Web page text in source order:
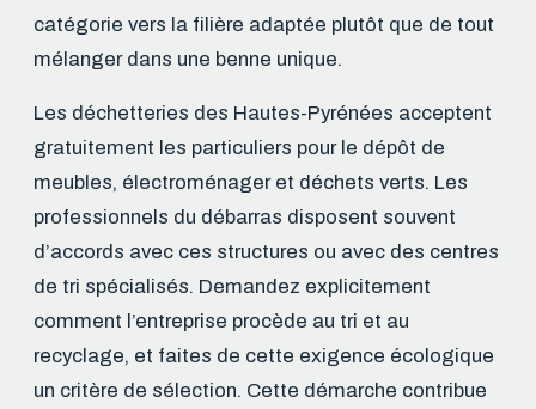
catégorie vers la filière adaptée plutôt que de tout
mélanger dans une benne unique.
Les déchetteries des Hautes-Pyrénées acceptent
gratuitement les particuliers pour le dépôt de
meubles, électroménager et déchets verts. Les
professionnels du débarras disposent souvent
d’accords avec ces structures ou avec des centres
de tri spécialisés. Demandez explicitement
comment l’entreprise procède au tri et au
recyclage, et faites de cette exigence écologique
un critère de sélection. Cette démarche contribue